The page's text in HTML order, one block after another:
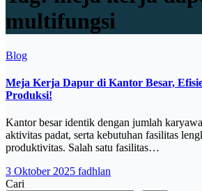
multifungsi
Blog
Meja Kerja Dapur di Kantor Besar,
Produksi!
Kantor besar identik dengan jumlah
aktivitas padat, serta kebutuhan fasilitas
produktivitas. Salah satu fasilitas…
3 Oktober 2025 fadhlan
Cari